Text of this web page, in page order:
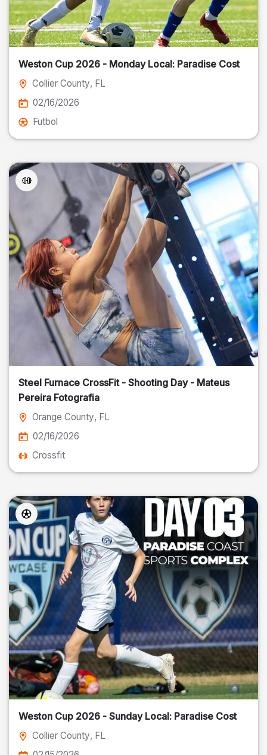
Weston Cup 2026 - Monday Local: Paradise Cost
Collier County, FL
02/16/2026
Futbol
Steel Furnace CrossFit - Shooting Day - Mateus
Pereira Fotografia
Orange County, FL
02/16/2026
Crossfit
Weston Cup 2026 - Sunday Local: Paradise Cost
Collier County, FL